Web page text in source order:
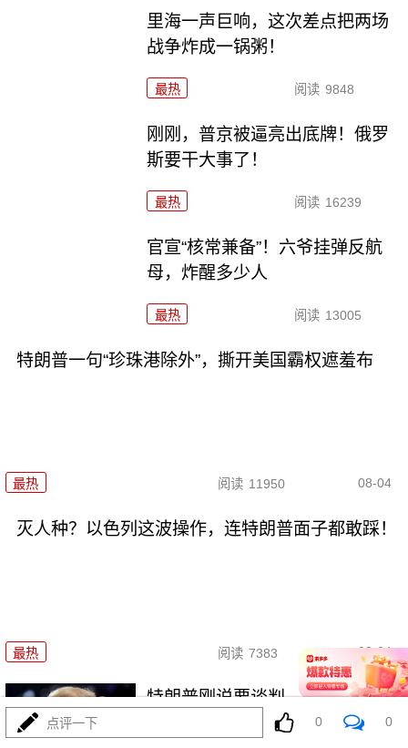
里海一声巨响，这次差点把两场
战争炸成一锅粥！
最热 阅读 9848
刚刚，普京被逼亮出底牌！俄罗
斯要干大事了！
最热 阅读 16239
官宣“核常兼备”！六爷挂弹反航
母，炸醒多少人
最热 阅读 13005
特朗普一句“珍珠港除外”，撕开美国霸权遮羞布
最热 阅读 11950 08-04
灭人种？以色列这波操作，连特朗普面子都敢踩！
最热 阅读 7383 08-04
特朗普刚说要谈判，伊朗又是反
点评一下 0 0